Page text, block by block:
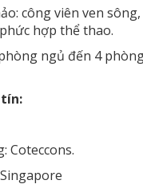
công viên ven
hợp thể thao.
ngủ đến 4
Coteccons.